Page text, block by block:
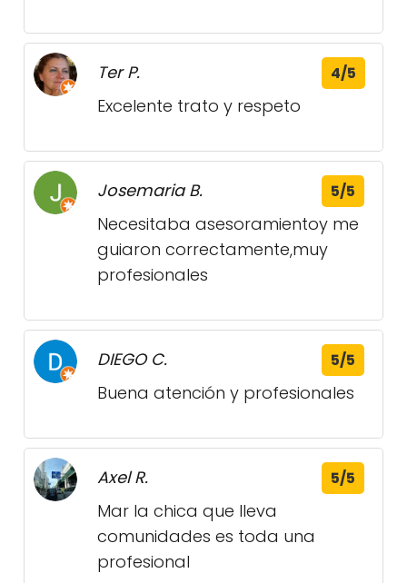
Ter P. 4/5
Excelente trato y respeto
Josemaria B. 5/5
Necesitaba asesoramientoy me
guiaron correctamente,muy
profesionales
DIEGO C. 5/5
Buena atención y profesionales
Axel R. 5/5
Mar la chica que lleva
comunidades es toda una
profesional